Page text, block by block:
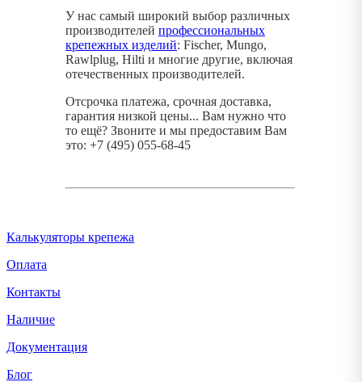
У нас самый широкий выбор различных
производителей профессиональных
крепежных изделий: Fischer, Mungo,
Rawlplug, Hilti и многие другие, включая
отечественных производителей.
Отсрочка платежа, срочная доставка,
гарантия низкой цены... Вам нужно что
то ещё? Звоните и мы предоставим Вам
это: +7 (495) 055-68-45
Калькуляторы крепежа
Оплата
Контакты
Наличие
Документация
Блог